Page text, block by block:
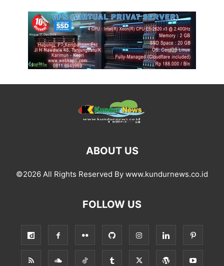
ABOUT US
©2026 All Rights Reserved By www.kundurnews.co.id
FOLLOW US